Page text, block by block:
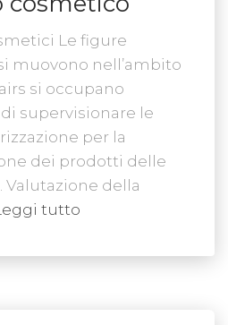
Le figure
muovono nell’ambito
si occupano
supervisionare le
per la
dei prodotti delle
della
tutto